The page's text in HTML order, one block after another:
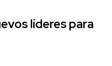
líderes para